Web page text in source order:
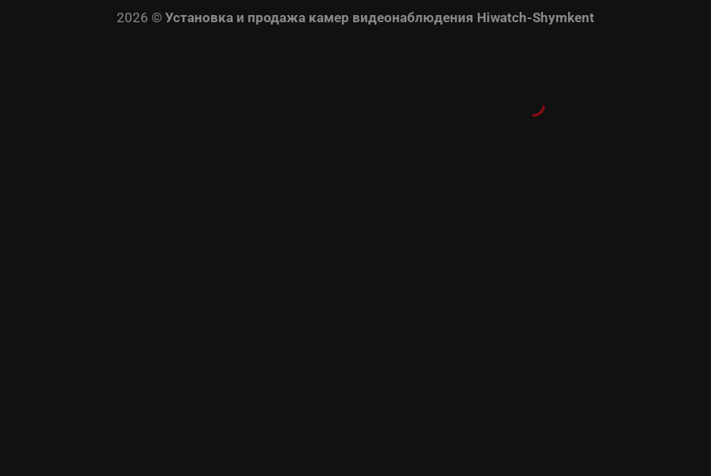
2026 © Установка и продажа камер видеонаблюдения Hiwatch-Shymkent